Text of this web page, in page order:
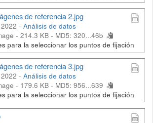
de referencia 2.jpg
- Análisis de datos
- 214.3 KB - MD5: 320...46b
para la seleccionar los puntos de fijación
de referencia 3.jpg
- Análisis de datos
- 179.6 KB - MD5: 956...639
para la seleccionar los puntos de fijación